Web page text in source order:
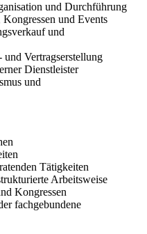
und Durchführung
und Events
und
Vertragserstellung
Dienstleister
und
Tätigkeiten
Arbeitsweise
Kongressen
fachgebundene